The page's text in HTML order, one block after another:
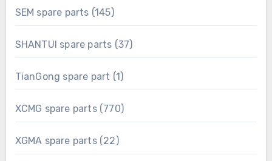
SEM spare parts 145145
products
SHANTUI spare parts 3737
products
TianGong spare part 1 1
product
XCMG spare parts 770770
products
XGMA spare parts 2222
products